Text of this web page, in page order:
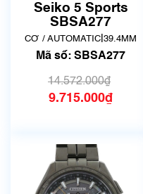
sử dụng nhưng rất đẹp,
không có xước)
Seiko 5 Sports
SBSA277
CƠ / AUTOMATIC 39.4MM
Mã số: SBSA277
14.572.000₫
9.715.000₫